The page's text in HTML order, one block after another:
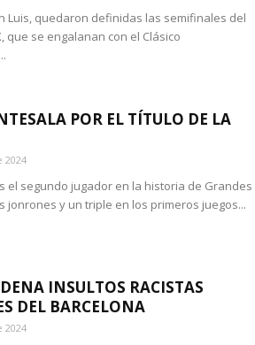
Luis, quedaron definidas las semifinales del
que se engalanan con el Clásico
POR EL TÍTULO DE LA
2024
el segundo jugador en la historia de Grandes
jonrones y un triple en los primeros juegos...
INSULTOS RACISTAS
DEL BARCELONA
2024